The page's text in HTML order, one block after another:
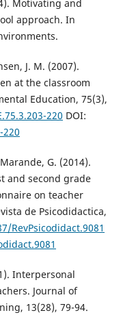
Motivating and
approach. In
J. M. (2007).
at the classroom
Education, 75(3),
220 DOI:
220
G. (2014).
and second grade
on teacher
de Psicodidactica,
RevPsicodidact.9081
Interpersonal
Journal of
13(28), 79-94.